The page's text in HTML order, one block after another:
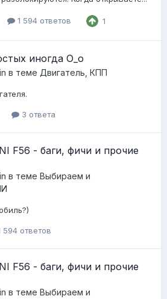
1 594 ответов 1
иногда О_о
в теме Двигатель, КПП
3 ответа
F56 - баги, фичи и прочие
в теме Выбираем и
594 ответов
F56 - баги, фичи и прочие
в теме Выбираем и